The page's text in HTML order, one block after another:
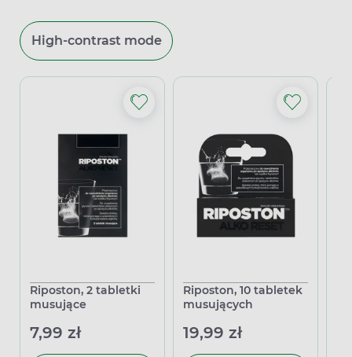
High-contrast mode
Riposton, 2 tabletki
musujące
7,99 zł
Riposton, 10 tabletek
musujących
19,99 zł